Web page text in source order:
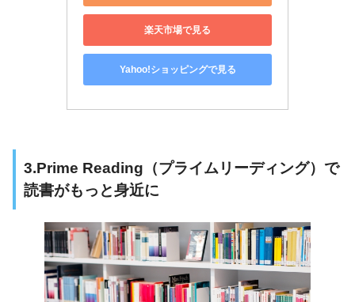
楽天市場で見る
Yahoo!ショッピングで見る
3.Prime Reading（プライムリーディング）で
読書がもっと身近に